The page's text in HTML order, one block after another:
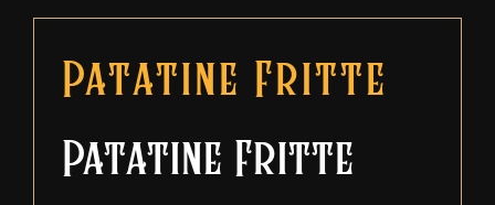
Patatine Fritte
Patatine Fritte